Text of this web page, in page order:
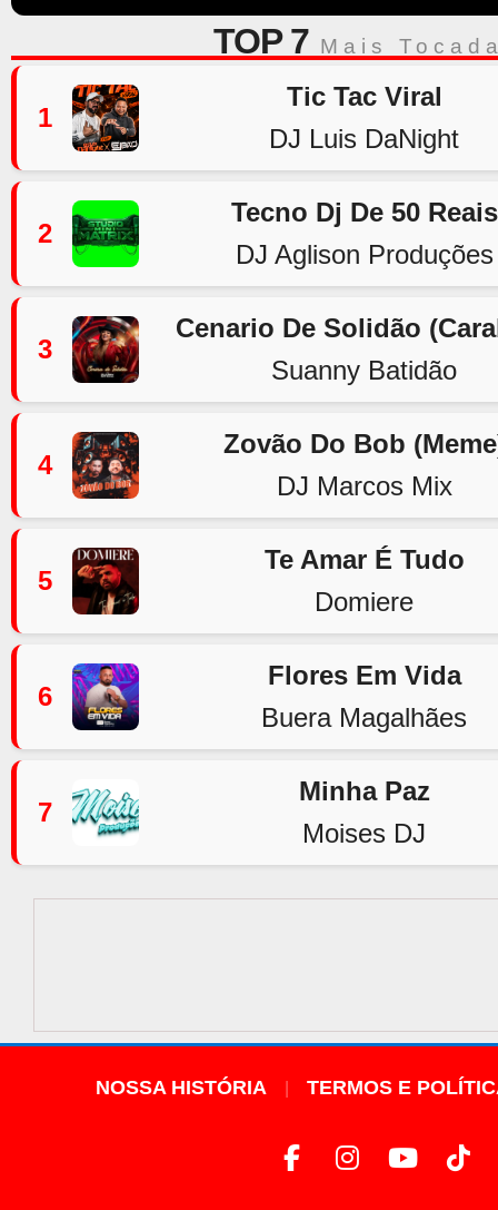
TOP 7 Mais
1
Tic Tac Viral
DJ Luis DaNight
2
Tecno Dj De 50 Reais
DJ Aglison Produções
3
Cenario De Solidão
Suanny Batidão
4
Zovão Do Bob
DJ Marcos Mix
5
Te Amar É Tudo
Domiere
6
Flores Em Vida
Buera Magalhães
7
Minha Paz
Moises DJ
NOSSA HISTÓRIA TERMOS E